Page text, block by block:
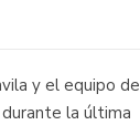
y el equipo de
la última